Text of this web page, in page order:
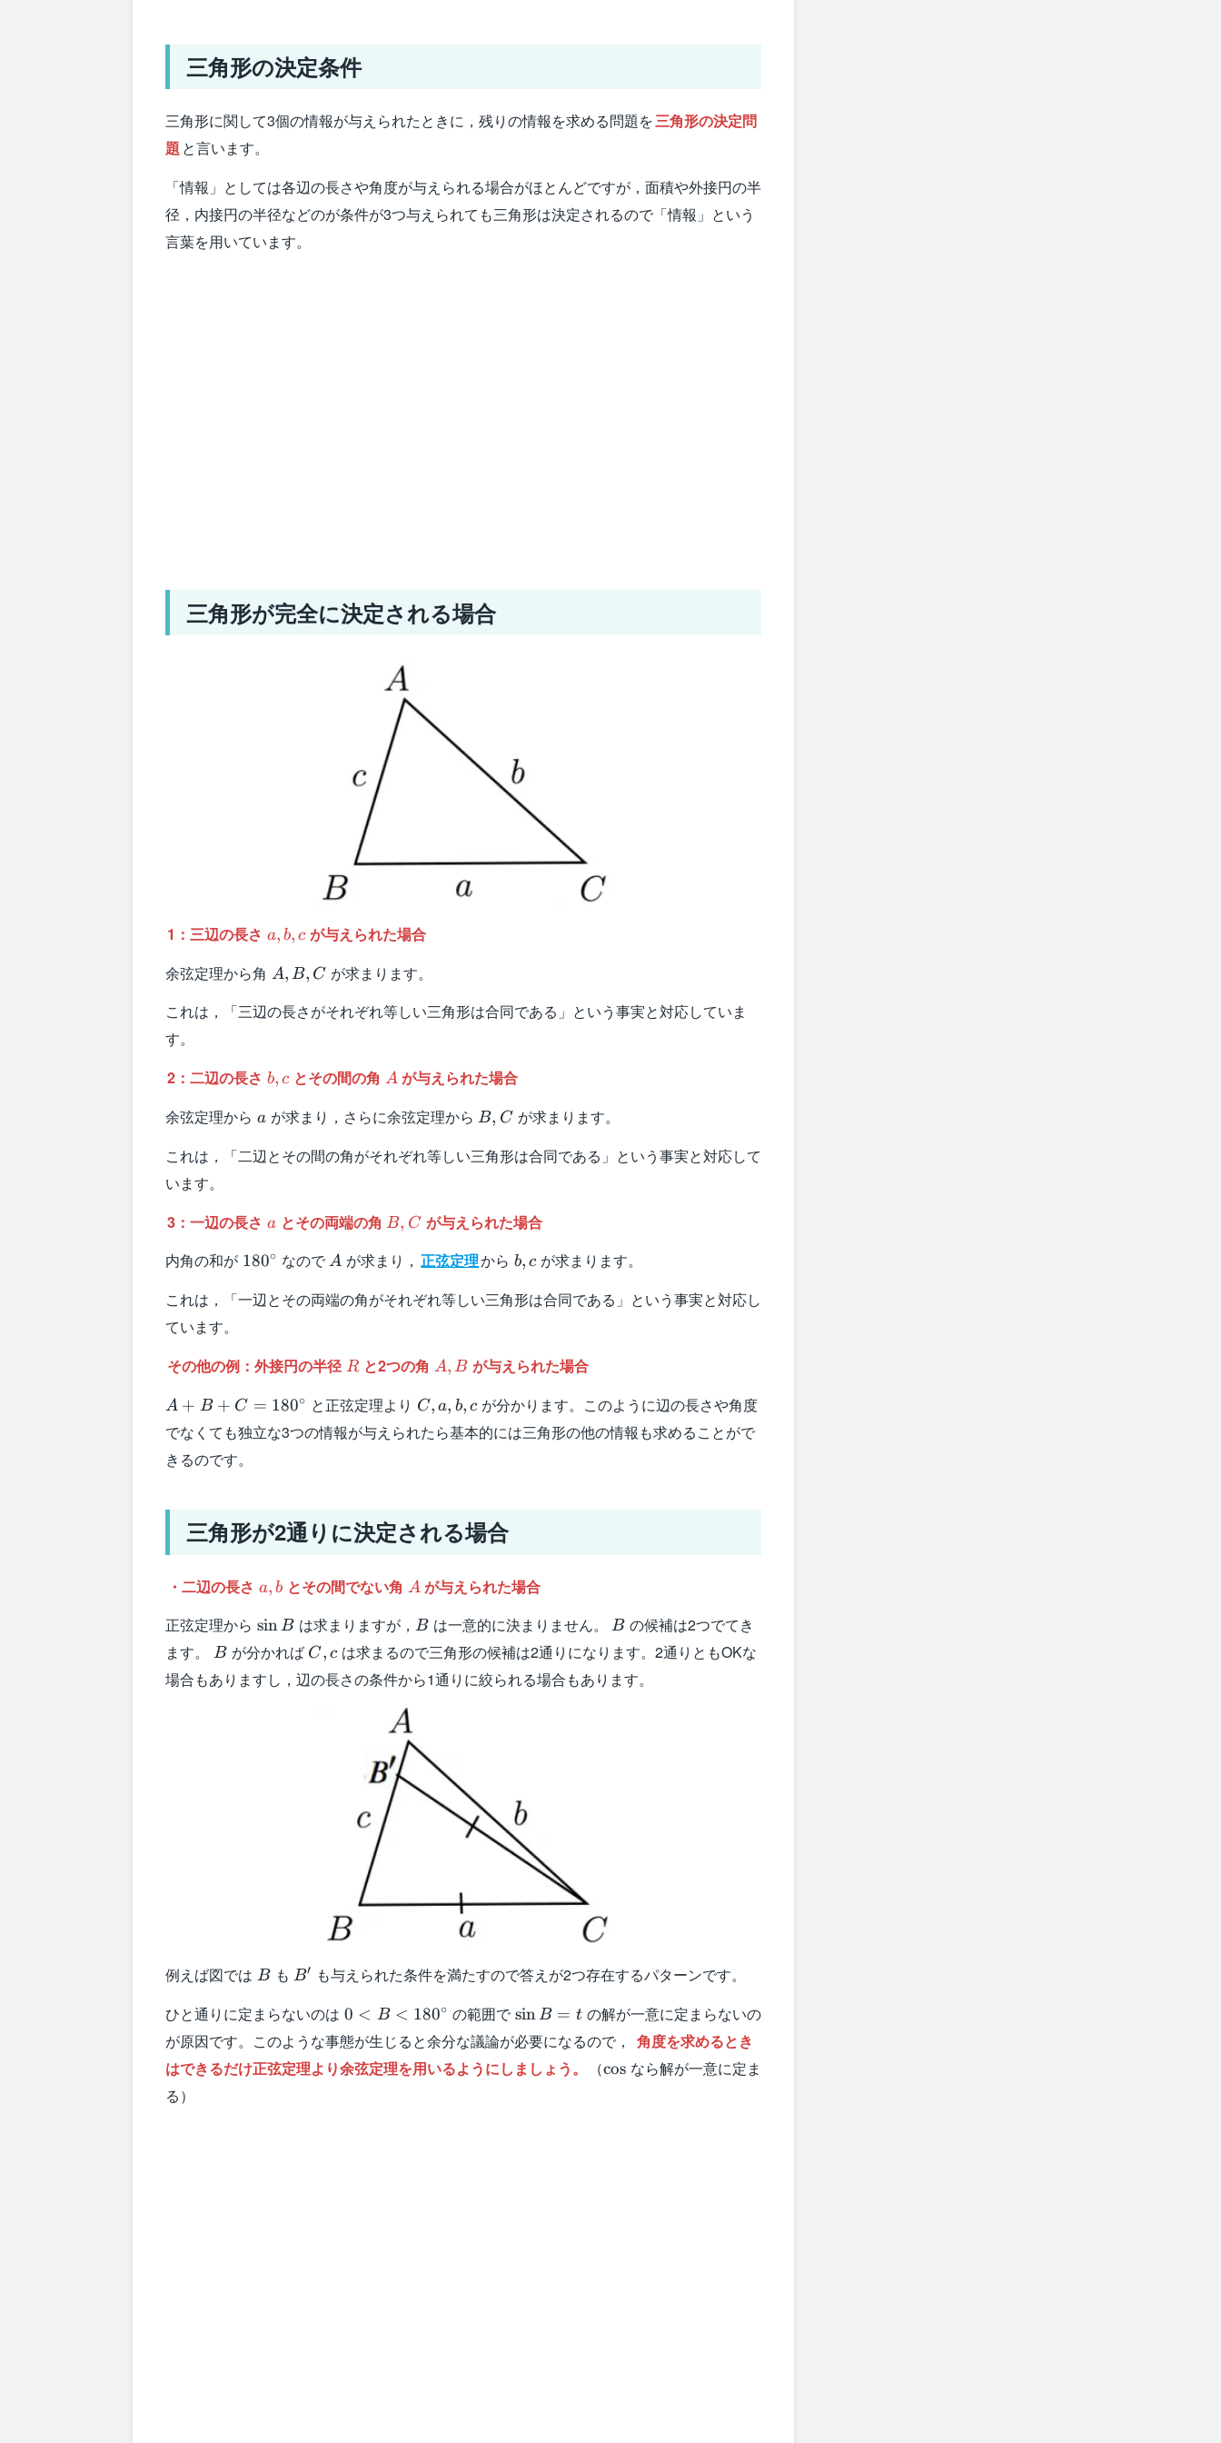
三角形の決定条件
三角形に関して3個の情報が与えられたときに，残りの情報を求める問題を三角形の決定問
題 と言います。
「情報」としては各辺の長さや角度が与えられる場合がほとんどですが，面積や外接円の半
径，内接円の半径などのが条件が3つ与えられても三角形は決定されるので「情報」という
言葉を用いています。
三角形が完全に決定される場合
1：三辺の長さ a,b,c
a, b, c が与えられた場合
余弦定理から角 A,B,C
A, B, C が求まります。
これは，「三辺の長さがそれぞれ等しい三角形は合同である」という事実と対応していま
す。
2：二辺の長さ b,c
b, c とその間の角 A
Aが与えられた場合
余弦定理から a
aが求まり，さらに余弦定理からB,C
B, Cが求まります。
これは，「二辺とその間の角がそれぞれ等しい三角形は合同である」という事実と対応して
います。
3：一辺の長さ a
aとその両端の角B,C
B, Cが与えられた場合
内角の和が 180^{\circ}
180∘ なのでA
A が求まり， 正弦定理からb,c
b, c が求まります。
これは，「一辺とその両端の角がそれぞれ等しい三角形は合同である」という事実と対応し
ています。
その他の例：外接円の半径 R
Rと2つの角 A,B
A, Bが与えられた場合
A+B+C=180^{\circ}
A + B + C = 180∘ と正弦定理より C,a,b,c
C, a, b, cが分かります。このように辺の長さや角度
でなくても独立な3つの情報が与えられたら基本的には三角形の他の情報も求めることがで
きるのです。
三角形が2通りに決定される場合
・二辺の長さ a,b
a, b とその間でない角 A
Aが与えられた場合
正弦定理から \sin
B
sinB は求まりますが， B
Bは一意的に決まりません。B
B の候補は2つでてき
ます。
B
Bが分かれば C,c
C, cは求まるので三角形の候補は2通りになります。2通りともOKな
場合もありますし，辺の長さの条件から1通りに絞られる場合もあります。
例えば図では B
BもB'
B′ も与えられた条件を満たすので答えが2つ存在するパターンです。
ひと通りに定まらないのは 0 <B
<180^{\circ}
0 < B < 180∘ の範囲で \sin
B=t
sinB = tの解が一意に定まらないの
が原因です。このような事態が生じると余分な議論が必要になるので， 角度を求めるとき
はできるだけ正弦定理より余弦定理を用いるようにしましょう。
（\cos
cos なら解が一意に定ま
る）